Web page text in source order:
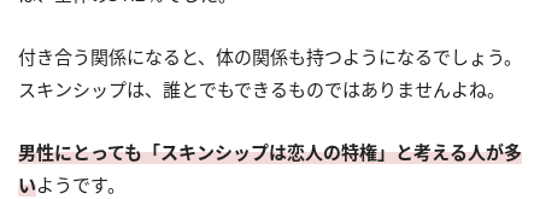
付き合う関係になると、体の関係も持つようになるでしょう。
スキンシップは、誰とでもできるものではありませんよね。
男性にとっても「スキンシップは恋人の特権」と考える人が多
いようです。